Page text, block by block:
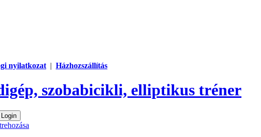
nyilatkozat | Házhozszállítás
szobabicikli, elliptikus tréner